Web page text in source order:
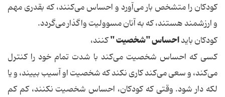
کودکان را متشخص بار می‌آورد و احساس می‌کنند، که بقدری مهم
و ارزشمند هستند، که به آنان مسوولیت واگذار می‌گردد.
کودکان بایداحساس "شخصیت "کنند،
کسی که احساس شخصیت می‌کند با شدت تمام خود را کنترل
می‌کند، و سعی می‌کند کاری نکند که شخصیت او آسیب بییند، و یا
لکه دار شود. وقتی که کودکان، احساس شخصیت نکنند، کم کم